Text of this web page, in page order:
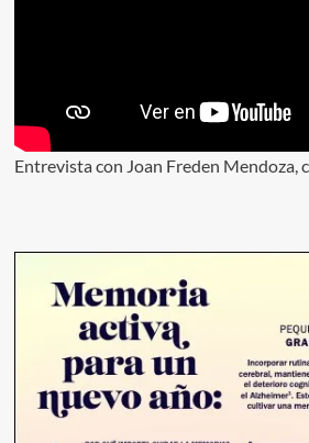
Entrevista con Joan Freden Mendoza,